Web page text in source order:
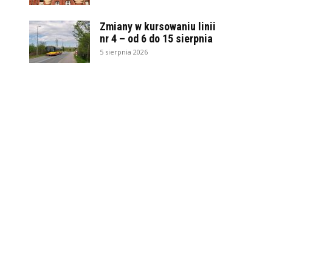
Zmiany w kursowaniu linii
nr 4 – od 6 do 15 sierpnia
5 sierpnia 2026